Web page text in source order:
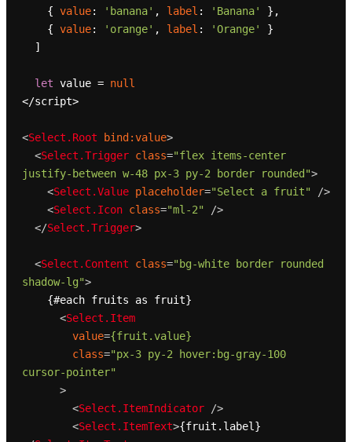
    {
value: 'banana' , label : 'Banana'
},
    {
value: 'orange' , label : 'Orange'
}
let value = null
</script>
<Select.Root bind:value>
<Select.Trigger class="flex items-center
justify-between w-48 px-3 py-2 border rounded">
<Select.Value placeholder="Select a fruit" />
<Select.Icon class="ml-2" />
</Select.Trigger>
<Select.Content class="bg-white border rounded
shadow-lg">
<Select.Item
value={fruit.value}
class="px-3 py-2 hover:bg-gray-100
cursor-pointer"
      >
<Select.ItemIndicator />
<Select.ItemText>{fruit.label}